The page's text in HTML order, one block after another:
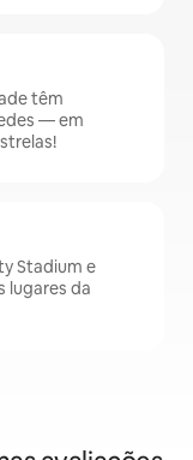
têm
— em
Stadium e
lugares da